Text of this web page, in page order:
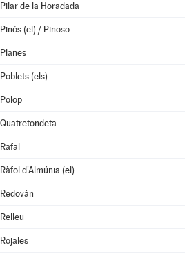
Pilar de la Horadada
Pinós (el) / Pinoso
Planes
Poblets (els)
Polop
Quatretondeta
Rafal
Ràfol d'Almúnia (el)
Redován
Relleu
Rojales